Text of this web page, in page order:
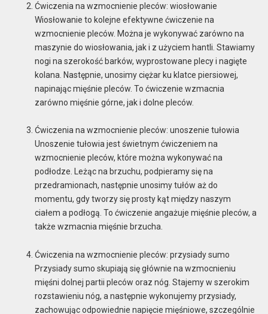
Ćwiczenia na wzmocnienie pleców: wiosłowanie
Wiosłowanie to kolejne efektywne ćwiczenie na
wzmocnienie pleców. Można je wykonywać zarówno na
maszynie do wiosłowania, jak i z użyciem hantli. Stawiamy
nogi na szerokość barków, wyprostowane plecy i nagięte
kolana. Następnie, unosimy ciężar ku klatce piersiowej,
napinając mięśnie pleców. To ćwiczenie wzmacnia
zarówno mięśnie górne, jak i dolne pleców.
Ćwiczenia na wzmocnienie pleców: unoszenie tułowia
Unoszenie tułowia jest świetnym ćwiczeniem na
wzmocnienie pleców, które można wykonywać na
podłodze. Leżąc na brzuchu, podpieramy się na
przedramionach, następnie unosimy tułów aż do
momentu, gdy tworzy się prosty kąt między naszym
ciałem a podłogą. To ćwiczenie angażuje mięśnie pleców, a
także wzmacnia mięśnie brzucha.
Ćwiczenia na wzmocnienie pleców: przysiady sumo
Przysiady sumo skupiają się głównie na wzmocnieniu
mięśni dolnej partii pleców oraz nóg. Stajemy w szerokim
rozstawieniu nóg, a następnie wykonujemy przysiady,
zachowując odpowiednie napięcie mięśniowe, szczególnie